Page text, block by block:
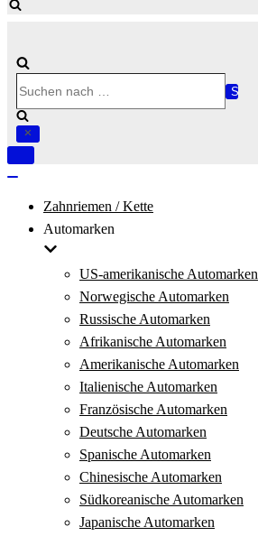
nach …
Navigation
Zahnriemen / Kette
Automarken
US-amerikanische Automarken
Norwegische Automarken
Russische Automarken
Afrikanische Automarken
Amerikanische Automarken
Italienische Automarken
Französische Automarken
Deutsche Automarken
Spanische Automarken
Chinesische Automarken
Südkoreanische Automarken
Japanische Automarken